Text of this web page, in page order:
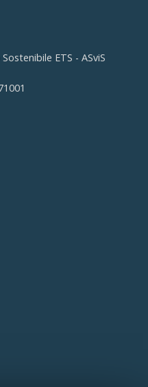
ETS - ASviS